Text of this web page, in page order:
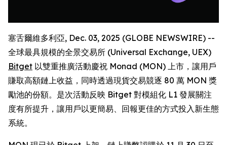
塞舌爾維多利亞, Dec. 03, 2025 (GLOBE NEWSWIRE) --
全球最具規模的全景交易所 (Universal Exchange, UEX)
Bitget 以雙重推廣活動慶祝 Monad (MON) 上市，讓用戶
賺取高額鏈上收益，同時透過現貨交易競逐 80 萬 MON 獎
勵池的份額。是次活動反映 Bitget 對模組化 L1 發展關注
度有所提升，讓用戶以更簡易、回報更佳的方式投入新生態
系統。